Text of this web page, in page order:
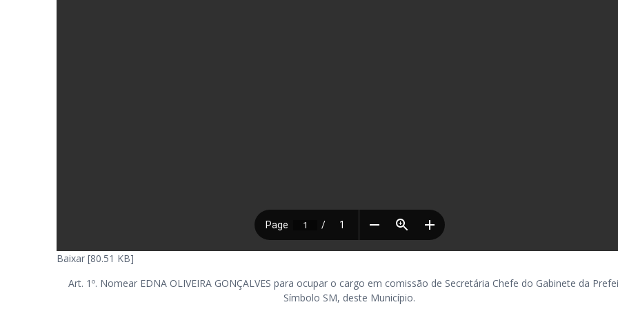
Baixar [80.51 KB]
Art. 1º. Nomear EDNA OLIVEIRA GONÇALVES para ocupar o cargo em comissão de Secretária Chefe do Gabinete da
Símbolo SM, deste Município.